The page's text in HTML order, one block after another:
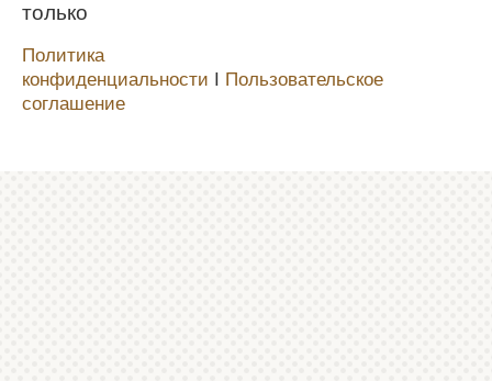
только
Политика
конфиденциальности
Пользовательское
соглашение